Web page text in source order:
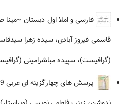
فارسی و املا اول دبستان ~مینا
قاسمی فیروز آبادی، سیده زهرا
(گرافیست)، سپیده مباشرامینی
پرسش های چهارگزینه ای عربی 9 ام - تیزهوشان